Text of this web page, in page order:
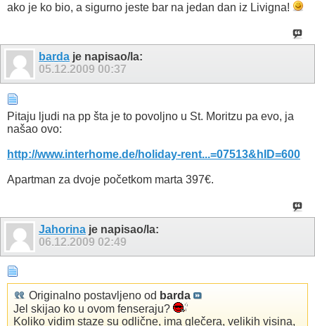
ako je ko bio, a sigurno jeste bar na jedan dan iz Livigna!
barda je napisao/la:
05.12.2009 00:37
Pitaju ljudi na pp šta je to povoljno u St. Moritzu pa evo, ja
našao ovo:
http://www.interhome.de/holiday-rent...=07513&hID=600
Apartman za dvoje početkom marta 397€.
Jahorina je napisao/la:
06.12.2009 02:49
Originalno postavljeno od barda
Jel skijao ko u ovom fenseraju?
Koliko vidim staze su odlične, ima glečera, velikih visina,